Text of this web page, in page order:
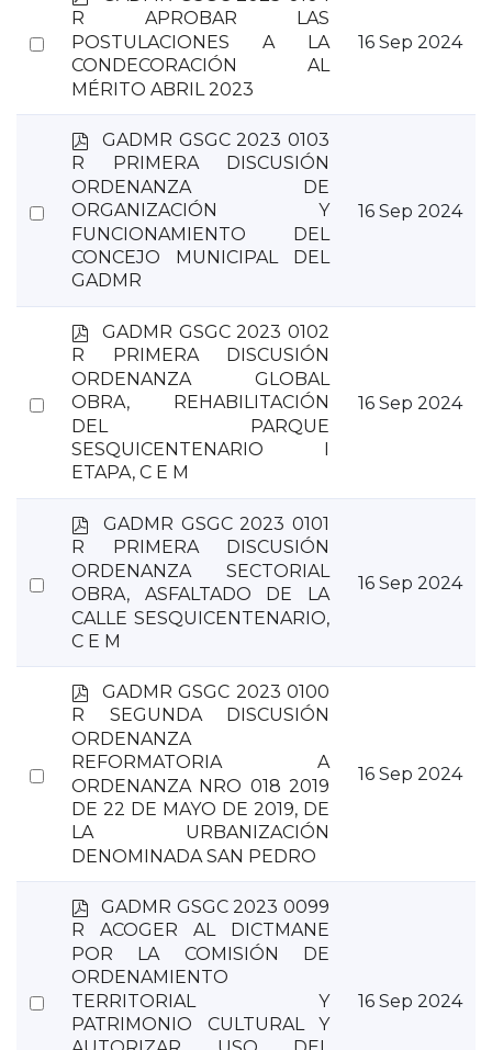
Select f
R APROBAR LAS
POSTULACIONES A LA
CONDECORACIÓN AL
MÉRITO ABRIL 2023
16 Sep 2024
Select
p
f
GADMR GSGC 2023 0103
R PRIMERA DISCUSIÓN
ORDENANZA DE
ORGANIZACIÓN Y
FUNCIONAMIENTO DEL
CONCEJO MUNICIPAL DEL
GADMR
16 Sep 2024
Select
p
f
GADMR GSGC 2023 0102
R PRIMERA DISCUSIÓN
ORDENANZA GLOBAL
OBRA, REHABILITACIÓN
DEL PARQUE
SESQUICENTENARIO I
ETAPA, C E M
16 Sep 2024
Select
p
f
GADMR GSGC 2023 0101
R PRIMERA DISCUSIÓN
ORDENANZA SECTORIAL
OBRA, ASFALTADO DE LA
CALLE SESQUICENTENARIO,
C E M
16 Sep 2024
Select
p
f
GADMR GSGC 2023 0100
R SEGUNDA DISCUSIÓN
ORDENANZA
REFORMATORIA A
ORDENANZA NRO 018 2019
DE 22 DE MAYO DE 2019, DE
LA URBANIZACIÓN
DENOMINADA SAN PEDRO
16 Sep 2024
Select
p
d
f
GADMR GSGC 2023 0099
R ACOGER AL DICTMANE
POR LA COMISIÓN DE
ORDENAMIENTO
TERRITORIAL Y
PATRIMONIO CULTURAL Y
16 Sep 2024